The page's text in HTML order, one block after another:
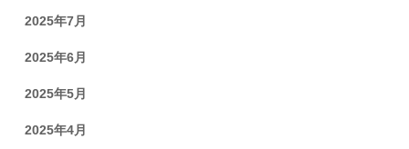
2025年7月
2025年6月
2025年5月
2025年4月